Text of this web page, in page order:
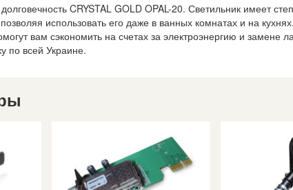
CRYSTAL GOLD OPAL-20. Светильник имеет
использовать его даже в ванных комнатах и на
вам сэкономить на счетах за электроэнергию и замене
по всей Украине.